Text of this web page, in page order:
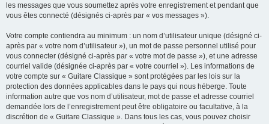
les messages que vous soumettez après votre enregistrement et pendant que
vous êtes connecté (désignés ci-après par « vos messages »).
Votre compte contiendra au minimum : un nom d’utilisateur unique (désigné ci-
après par « votre nom d’utilisateur »), un mot de passe personnel utilisé pour
vous connecter (désigné ci-après par « votre mot de passe »), et une adresse
courriel valide (désignée ci-après par « votre courriel »). Les informations de
votre compte sur « Guitare Classique » sont protégées par les lois sur la
protection des données applicables dans le pays qui nous héberge. Toute
information autre que vos nom d’utilisateur, mot de passe et adresse courriel
demandée lors de l’enregistrement peut être obligatoire ou facultative, à la
discrétion de « Guitare Classique ». Dans tous les cas, vous pouvez choisir